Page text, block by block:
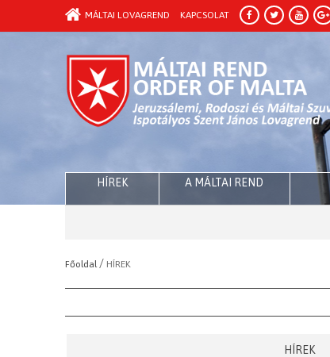
MÁLTAI LOVAGREND KAPCSOLAT
HÍREK A MÁLTAI REND
Főoldal / HÍREK
HÍREK